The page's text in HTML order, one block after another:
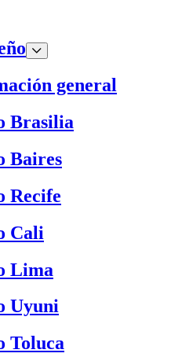
general
Brasilia
Baires
Recife
Cali
Lima
Uyuni
Toluca